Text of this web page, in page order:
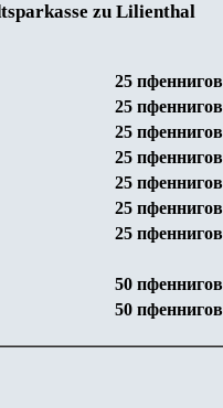
zu Lilienthal
25 пфеннигов
25 пфеннигов
25 пфеннигов
25 пфеннигов
25 пфеннигов
25 пфеннигов
25 пфеннигов
50 пфеннигов
50 пфеннигов